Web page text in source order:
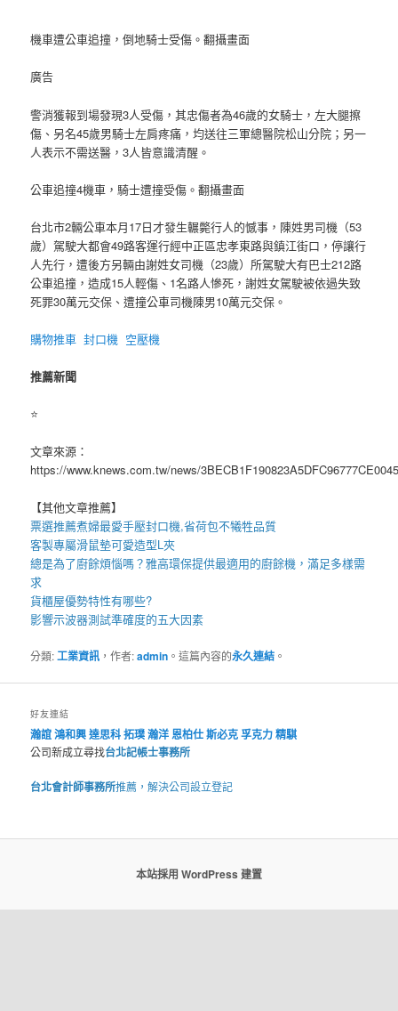
機車遭公車追撞，倒地騎士受傷。翻攝畫面
廣告
警消獲報到場發現3人受傷，其忠傷者為46歲的女騎士，左大腿擦
傷、另名45歲男騎士左肩疼痛，均送往三軍總醫院松山分院；另一
人表示不需送醫，3人皆意識清醒。
公車追撞4機車，騎士遭撞受傷。翻攝畫面
台北市2輛公車本月17日才發生輾斃行人的憾事，陳姓男司機（53
歲）駕駛大都會49路客運行經中正區忠孝東路與鎮江街口，停讓行
人先行，遭後方另輛由謝姓女司機（23歲）所駕駛大有巴士212路
公車追撞，造成15人輕傷、1名路人慘死，謝姓女駕駛被依過失致
死罪30萬元交保、遭撞公車司機陳男10萬元交保。
購物推車 封口機 空壓機
推薦新聞
⭐️
文章來源：
https://www.knews.com.tw/news/
【其他文章推薦】
票選推薦煮婦最愛手壓封口機,省荷包不犧牲品質
客製專屬滑鼠墊可愛造型L夾
總是為了廚餘煩惱嗎？雅高環保提供最適用的廚餘機 ，滿足多樣需
求
貨櫃屋優勢特性有哪些?
影響示波器測試準確度的五大因素
分類:工業資訊 ，作者:admin 。這篇內容的永久連結 。
好友連結
瀚誼鴻和興達思科拓璞瀚洋恩柏仕斯必克孚克力精騏
公司新成立尋找台北記帳士事務所
台北會計師事務所推薦，解決公司設立登記
本站採用 WordPress 建置